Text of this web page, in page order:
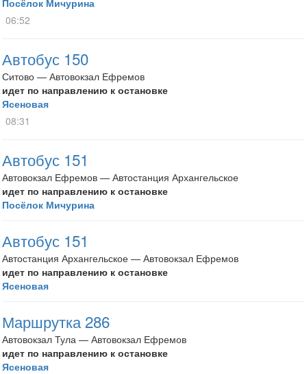
Посёлок Мичурина
06:52
Автобус 150
Ситово — Автовокзал Ефремов
идет по направлению к остановке
Ясеновая
08:31
Автобус 151
Автовокзал Ефремов — Автостанция Архангельское
идет по направлению к остановке
Посёлок Мичурина
Автобус 151
Автостанция Архангельское — Автовокзал Ефремов
идет по направлению к остановке
Ясеновая
Маршрутка 286
Автовокзал Тула — Автовокзал Ефремов
идет по направлению к остановке
Ясеновая